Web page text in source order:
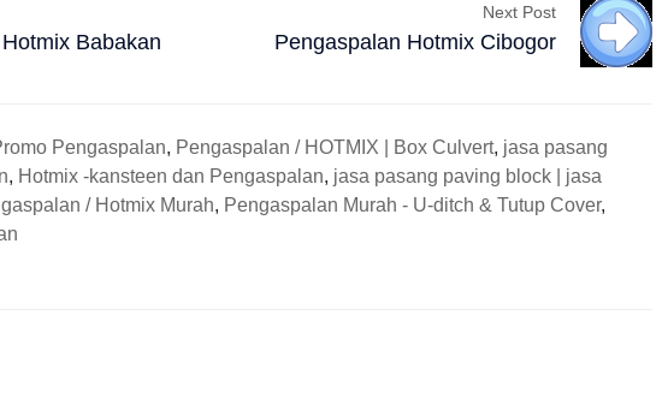
Babakan
Next Post
Pengaspalan Hotmix Cibogor
Pengaspalan, Pengaspalan / HOTMIX | Box Culvert, jasa pasang
, Hotmix -kansteen dan Pengaspalan, jasa pasang paving block | jasa
/ Hotmix Murah, Pengaspalan Murah - U-ditch & Tutup Cover,